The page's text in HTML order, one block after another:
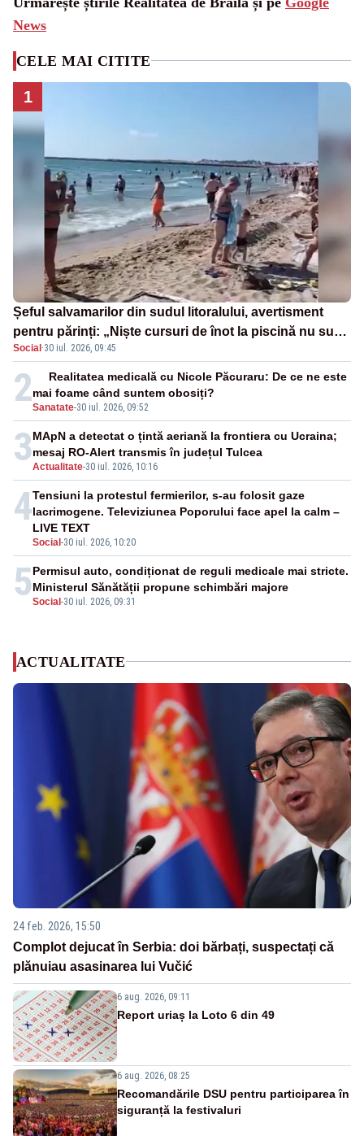
News
CELE MAI CITITE
1
Șeful salvamarilor din sudul litoralului, avertisment
pentru părinți: „Niște cursuri de înot la piscină nu sunt
suficiente”
Social·30 iul. 2026, 09:45
2Sanatate-30 iul. 2026, 09:52
Realitatea medicală cu Nicole Păcuraru: De ce ne este
mai foame când suntem obosiți?
3Actualitate-30 iul. 2026, 10:16
MApN a detectat o țintă aeriană la frontiera cu Ucraina;
mesaj RO-Alert transmis în județul Tulcea
4
Social-30 iul. 2026, 10:20
Tensiuni la protestul fermierilor, s-au folosit gaze
lacrimogene. Televiziunea Poporului face apel la calm –
LIVE TEXT
5Social-30 iul. 2026, 09:31
Permisul auto, condiționat de reguli medicale mai stricte.
Ministerul Sănătății propune schimbări majore
ACTUALITATE
24 feb. 2026, 15:50
Complot dejucat în Serbia: doi bărbați, suspectați că
plănuiau asasinarea lui Vučić
6 aug. 2026, 09:11
Report uriaș la Loto 6 din 49
6 aug. 2026, 08:25
Recomandările DSU pentru participarea în
siguranță la festivaluri